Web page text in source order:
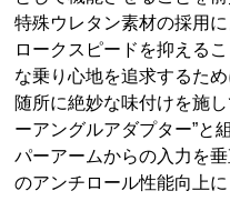
特殊ウレタン素材の採用
ロークスピードを抑える
な乗り心地を追求するた
随所に絶妙な味付けを施
ーアングルアダプター”と
パーアームからの入力を
のアンチロール性能向上に